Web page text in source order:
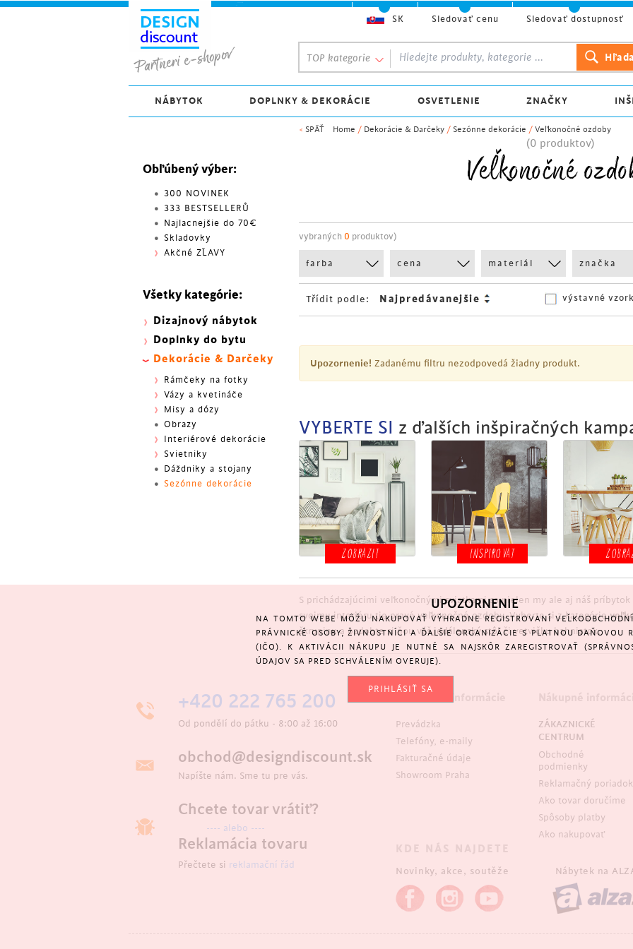
< SPÄŤ Home / Dekorácie & Darčeky / Sezónne dekorácie / Veľkonočné ozdoby
(0 produktov)
Veľkonočné
vybraných 0 produktov)
farba cena materiál značka
Třídit podle: výstavné
Upozornenie! Zadanému filtru nezodpovedá žiadny produkt.
VYBERTE SI z ďalších inšpiračných
ZOBRAZIT INSPIROVAT
S prichádzajúcimi veľkonočnými sviatkami sa nielen my ale aj náš
svojmu interiéru tie pravé veľkonočné ozdoby. Vyberte si z kategórie
škrupinu a ozdobte si ňou váš jedálenský stôlči vetvičku bahniatok.
Obľúbený výber:
300 NOVINEK
333 BESTSELLERŮ
Najlacnejšie do 70€
Skladovky
Akčné ZĽAVY
Všetky kategórie:
Dizajnový nábytok
Doplnky do bytu
Dekorácie & Darčeky
Rámčeky na fotky
Vázy a kvetináče
Misy a dózy
Obrazy
Interiérové ​​dekorácie
Svietniky
Dáždniky a stojany
Sezónne dekorácie
TOP kategorie
NÁBYTOK DOPLNKY & DEKORÁCIE OSVETLENIE ZNAČKY
SK Sledovať cenu Sledovať dostupnosť
+420 222 765 200
Od pondělí do pátku - 8:00 až 16:00
obchod@designdiscount.sk
Napíšte nám. Sme tu pre vás.
Chcete tovar vrátiť?
---- alebo ----
Reklamácia tovaru
Přečtete si reklamační řád
Prevádzka
Telefóny, e-maily
Fakturačné údaje
Showroom Praha
ZÁKAZNICKÉ
CENTRUM
Obchodné
podmienky
Reklamačný poriadok
Ako tovar doručíme
Spôsoby platby
Ako nakupovať
Novinky, akce, soutěže Nábytek na
UPOZORNENIE
NA TOMTO WEBE MÔŽU NAKUPOVAŤ VÝHRADNE REGISTROVANÍ
PRÁVNICKÉ OSOBY, ŽIVNOSTNÍCI A ĎALŠIE ORGANIZÁCIE S PLATNOU DAŇOVOU
(IČO). K AKTIVÁCII NÁKUPU JE NUTNÉ SA NAJSKÔR ZAREGISTROVAŤ
ÚDAJOV SA PRED SCHVÁLENÍM OVERUJE).
PRIHLÁSIŤ SA